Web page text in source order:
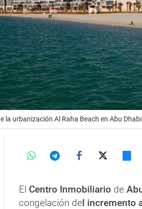
la urbanización Al Raha Beach en Abu
El Centro Inmobiliario de
congelación del incremento